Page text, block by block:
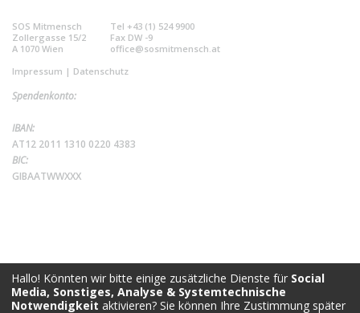
SOS Mitmensch
Zollergasse 15/2
A 1070 Wien
Tel +43 (1) 524 9900
Fax DW -9
office@sosmitmensch.at
Impressum | Datenschutz
Spendenkonto:
IBAN:
AT12 2011 1310 0220 4383
BIC:
GIBAATWWXXX
Hallo! Könnten wir bitte einige zusätzliche Dienste für Social
Media, Sonstiges, Analyse & Systemtechnische
Notwendigkeit aktivieren? Sie können Ihre Zustimmung später